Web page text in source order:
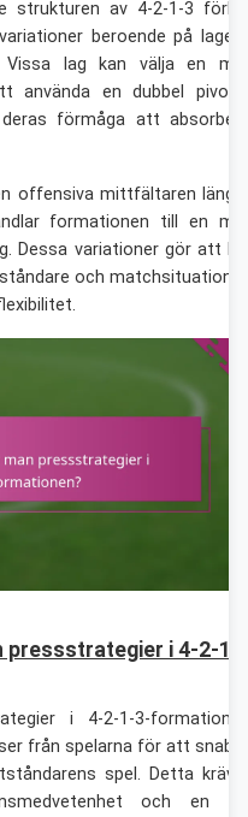
strukturen av 4-2-1-3
beroende på
Vissa lag kan välja en
använda en dubbel pivot
förmåga att
offensiva mittfältaren
formationen till en
Dessa variationer gör att
och
pressstrategier i 4-2-1-
i 4-2-1-3-
från spelarna för att
spel. Detta
och en